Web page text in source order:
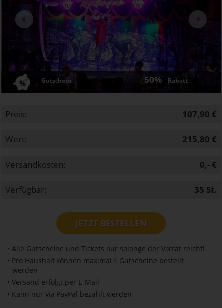
Gutschein 50% Rabatt
Next
Preis: 107,90 €
Wert: 215,80 €
Versandkosten: 0,- €
Verfügbar: 35 St.
JETZT BESTELLEN
• Alle Gutscheine und Tickets nur solange der Vorrat reicht!
• Pro Haushalt können maximal 4 Gutscheine bestellt
werden
• Versand erfolgt per E-Mail
• Kann nur via PayPal bezahlt werden